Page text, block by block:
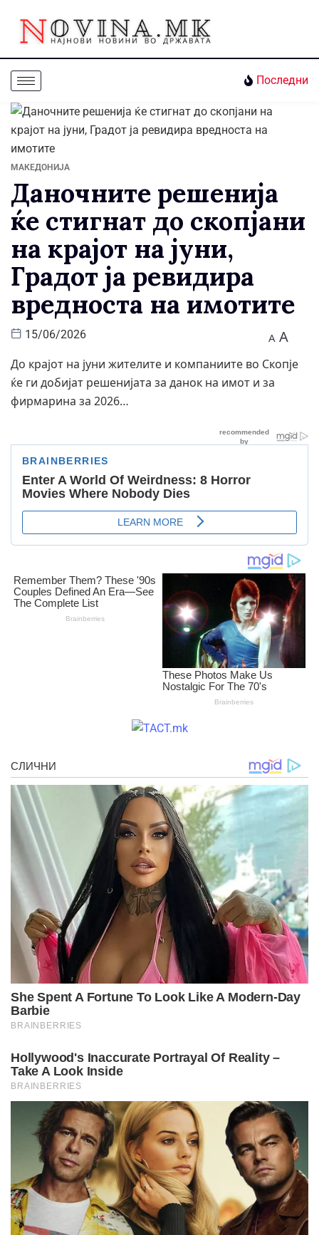
Последни
МАКЕДОНИЈА
Даночните решенија
ќе стигнат до скопјани
на крајот на јуни,
Градот ја ревидира
вредноста на имотите
15/06/2026 A A
До крајот на јуни жителите и компаниите во Скопје
ќе ги добијат решенијата за данок на имот и за
фирмарина за 2026…